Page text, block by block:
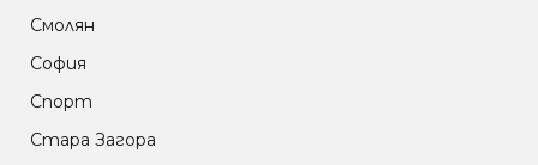
Смолян
София
Спорт
Стара Загора